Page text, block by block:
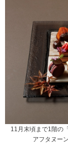
11月末頃まで1階の
アフタヌー